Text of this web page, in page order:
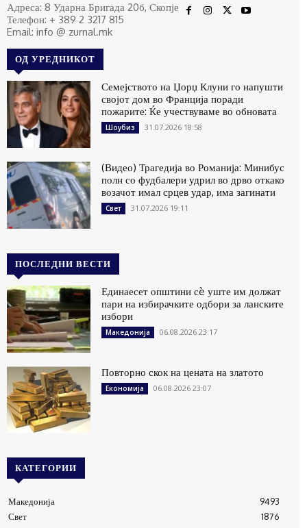
Адреса: 8 Ударна Бригада 20б, Скопје
Телефон: + 389 2 3217 815
Email: info @ zurnal.mk
ОД УРЕДНИКОТ
Семејството на Џорџ Клуни го напушти
својот дом во Франција поради
пожарите: Ќе учествуваме во обновата
Шоубиз 31.07.2026 18:58
(Видео) Трагедија во Романија: Минибус
полн со фудбалери удрил во дрво откако
возачот имал срцев удар, има загинати
Свет 31.07.2026 19:11
ПОСЛЕДНИ ВЕСТИ
Единаесет општини сè уште им должат
пари на избирачките одбори за ланските
избори
Македонија 06.08.2026 23:17
Повторно скок на цената на златото
Економија 06.08.2026 23:07
КАТЕГОРИИ
Македонија
9493
Свет
1876